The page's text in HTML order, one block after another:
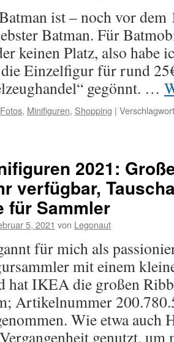
ist – noch vor
Batman. Für
keinen Platz, also habe
Einzelfigur für rund
gegönnt. …
Fotos, Minifiguren, Shopping |
2021:
verfügbar,
für Sammler
5, 2021 von Legonaut
für mich als
mit einem
hat IKEA die großen
Artikelnummer
Wie etwa auch
genutzt,